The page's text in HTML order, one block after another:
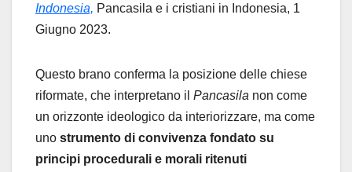
Indonesia, Pancasila e i cristiani in Indonesia, 1
Giugno 2023.
Questo brano conferma la posizione delle chiese
riformate, che interpretano il Pancasila non come
un orizzonte ideologico da interiorizzare, ma come
uno strumento di convivenza fondato su
principi procedurali e morali ritenuti